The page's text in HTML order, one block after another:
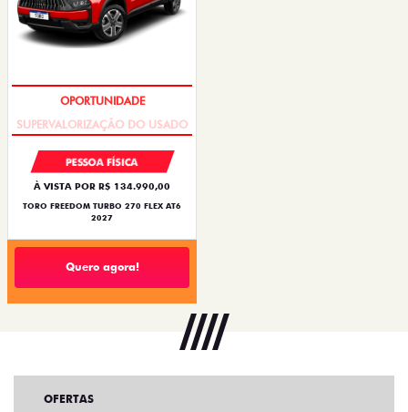
OPORTUNIDADE
PESSOA FÍSICA
À VISTA POR R$ 134.990,00
TORO FREEDOM TURBO 270 FLEX AT6
2027
Quero agora!
OFERTAS